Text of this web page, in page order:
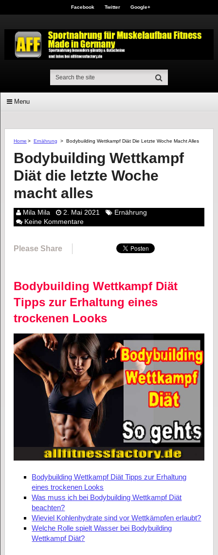
Facebook Twitter Google+
Menu
Home > Ernährung > Bodybuilding Wettkampf Diät Die Letzte Woche Macht Alles
Bodybuilding Wettkampf
Diät die letzte Woche
macht alles
Mila Mila 2. Mai 2021
Ernährung
Keine Kommentare
Please Share
Bodybuilding Wettkampf Diät
Tipps zur Erhaltung eines
trockenen Looks
Bodybuilding Wettkampf Diät Tipps zur Erhaltung
eines trockenen Looks
Was muss ich bei Bodybuilding Wettkampf Diät
beachten?
Wieviel Kohlenhydrate sind vor Wettkämpfen erlaubt?
Welche Rolle spielt Wasser bei Bodybuilding
Wettkampf Diät?